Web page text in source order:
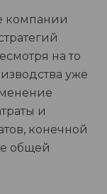
компании
на то
уже
и
конечной
общей